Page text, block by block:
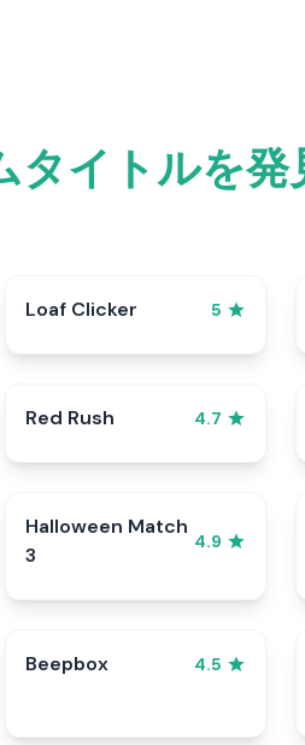
イトルを発
Loaf Clicker 5
Red Rush 4.7
Halloween Match
3
4.9
Beepbox 4.5